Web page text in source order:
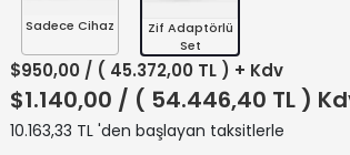
Sadece Cihaz
Zif Adaptörlü
Set
$950,00 / ( 45.372,00 TL ) + Kdv
$1.140,00 / ( 54.446,40 TL )
10.163,33 TL 'den başlayan taksitlerle